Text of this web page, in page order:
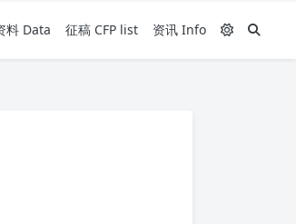
料 Data 征稿 CFP list 资讯 Info